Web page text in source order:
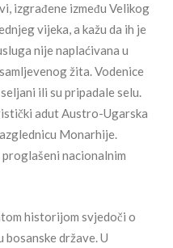
izgrađene između Velikog
vijeka, a kažu da ih je
nije naplaćivana u
žita. Vodenice
ili su pripadale selu.
adut Austro-Ugarska
Monarhije.
nacionalnim
historijom svjedoči o
države. U